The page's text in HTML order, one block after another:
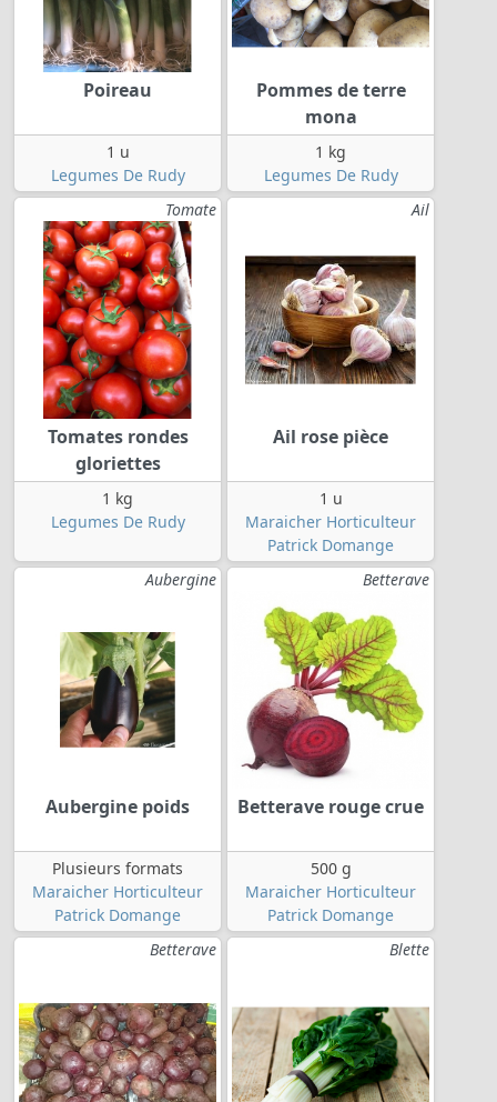
Poireau
1 u
Legumes De Rudy
Pommes de terre
mona
1 kg
Legumes De Rudy
Tomate
Tomates rondes
gloriettes
1 kg
Legumes De Rudy
Ail
Ail rose pièce
1 u
Maraicher Horticulteur
Patrick Domange
Aubergine
Aubergine poids
Plusieurs formats
Maraicher Horticulteur
Patrick Domange
Betterave
Betterave rouge crue
500 g
Maraicher Horticulteur
Patrick Domange
Betterave
Blette